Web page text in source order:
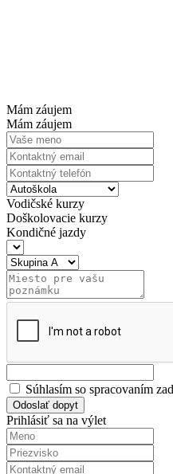
Mám záujem
Mám záujem
Vodičské kurzy
Doškolovacie kurzy
Kondičné jazdy
Súhlasím so spracovaním
Odoslať dopyt
Prihlásiť sa na výlet